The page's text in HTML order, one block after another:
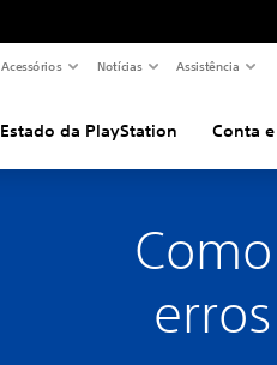
Acessórios Notícias Assistência
Estado da PlayStation Conta